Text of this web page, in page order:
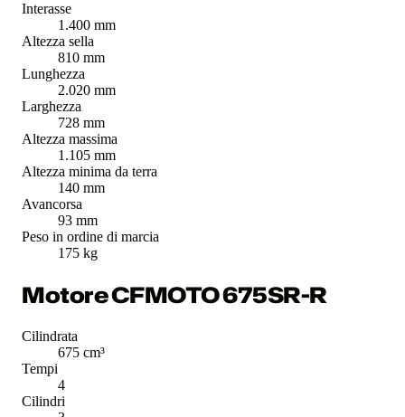
Interasse
1.400 mm
Altezza sella
810 mm
Lunghezza
2.020 mm
Larghezza
728 mm
Altezza massima
1.105 mm
Altezza minima da terra
140 mm
Avancorsa
93 mm
Peso in ordine di marcia
175 kg
Motore CFMOTO 675SR-R
Cilindrata
675 cm³
Tempi
4
Cilindri